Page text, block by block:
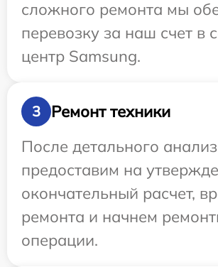
сложного ремонта мы
перевозку за наш счет в
центр Samsung.
3
Ремонт техники
После детального
предоставим на
окончательный расчет,
ремонта и начнем
операции.